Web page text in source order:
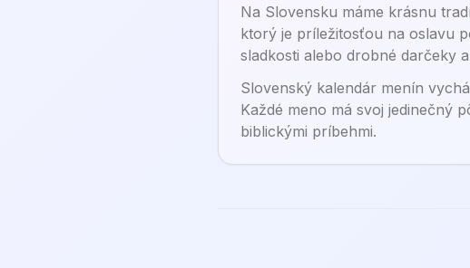
Na Slovensku máme krásnu
ktorý je príležitosťou na oslavu
sladkosti alebo drobné darčeky
Slovenský kalendár menín
Každé meno má svoj jedinečný
biblickými príbehmi.